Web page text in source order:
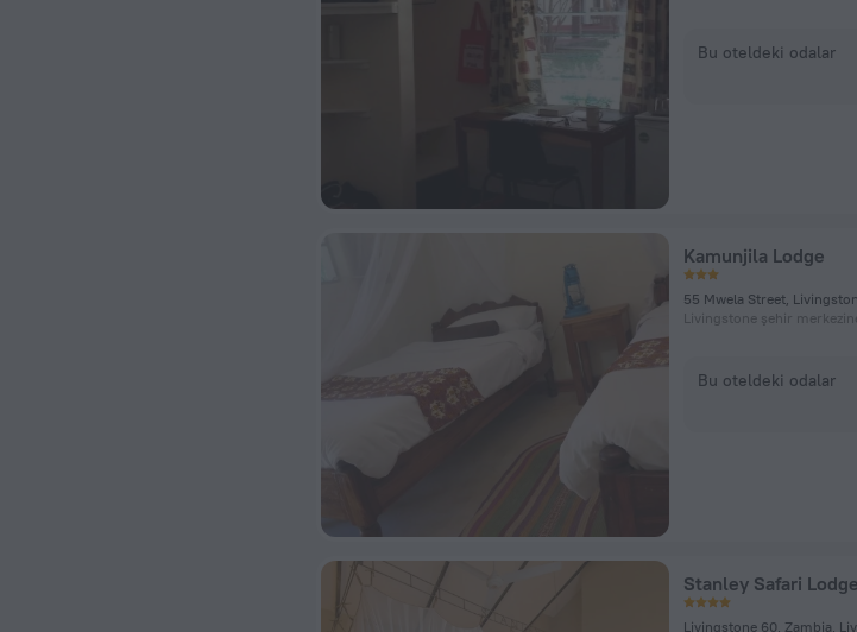
Bu oteldeki odalar
Kamunjila Lodge
55 Mwela Street,
Livingstone şehir
Bu oteldeki odalar
Stanley Safari Lodge
Livingstone 60, Zambia,